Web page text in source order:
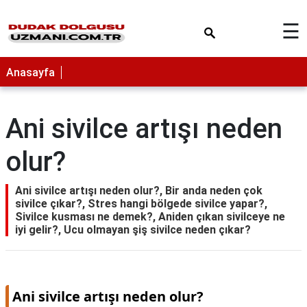
☰
Anasayfa
Ani sivilce artışı neden
olur?
Ani sivilce artışı neden olur?, Bir anda neden çok
sivilce çıkar?, Stres hangi bölgede sivilce yapar?,
Sivilce kusması ne demek?, Aniden çıkan sivilceye ne
iyi gelir?, Ucu olmayan şiş sivilce neden çıkar?
Ani sivilce artışı neden olur?